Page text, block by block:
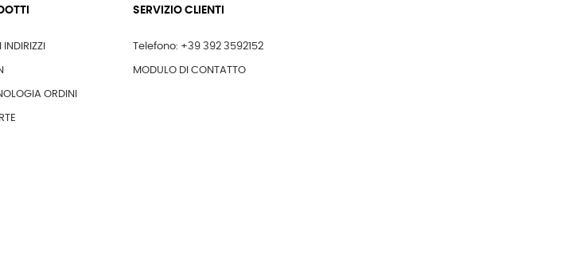
INDIRIZZI
ORDINI
SERVIZIO CLIENTI
Telefono: +39 392 3592152
MODULO DI CONTATTO